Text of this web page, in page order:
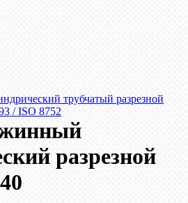
трубчатый разрезной
/ ISO 8752
разрезной